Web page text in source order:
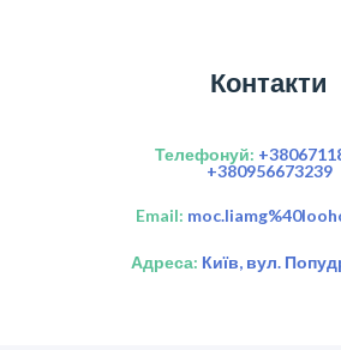
Контакти
Телефонуй:
+380956673239
Email:
Адреса: Київ, вул.